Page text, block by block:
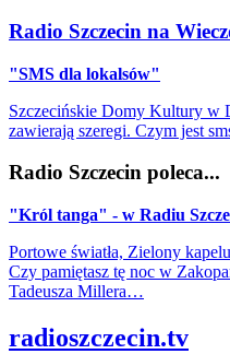
Radio Szczecin na
"SMS dla lokalsów"
Szczecińskie Domy Kultury w
zawierają szeregi. Czym jest
Radio Szczecin poleca...
"Król tanga" - w Radiu
Portowe światła, Zielony
Czy pamiętasz tę noc w
Tadeusza Millera…
radioszczecin.tv